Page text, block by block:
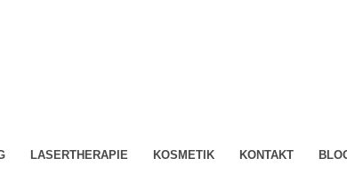
LASERTHERAPIE KOSMETIK KONTAKT